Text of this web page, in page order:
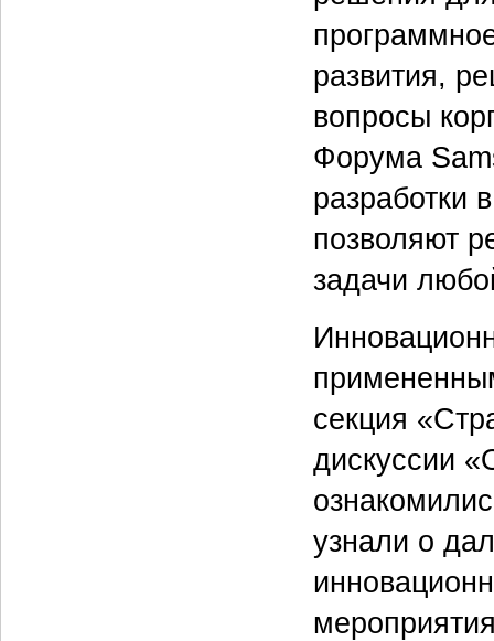
развития,
вопросы
Форума
разработки
позволяют
задачи
секция
дискуссии
узнали о